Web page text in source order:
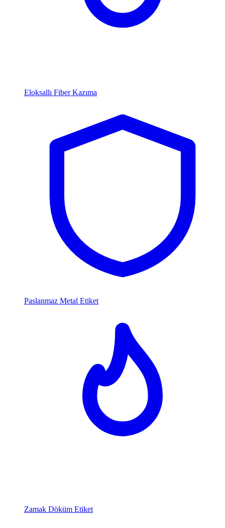
Eloksallı Fiber Kazıma
Paslanmaz Metal Etiket
Zamak Döküm Etiket